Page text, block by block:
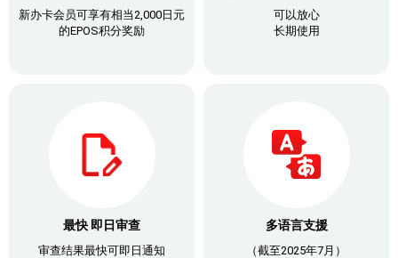
新办卡会员可享有相当2,000日元
的EPOS积分奖励
可以放心
长期使用
最快 即日审查
审查结果最快可即日通知
多语言支援
（截至2025年7月）